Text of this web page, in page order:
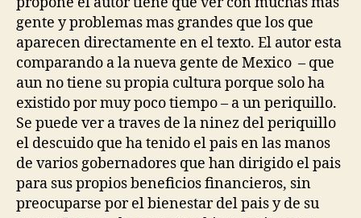
gente y problemas mas grandes que los que
aparecen directamente en el texto. El autor esta
comparando a la nueva gente de Mexico – que
aun no tiene su propia cultura porque solo ha
existido por muy poco tiempo – a un periquillo.
Se puede ver a traves de la ninez del periquillo
el descuido que ha tenido el pais en las manos
de varios gobernadores que han dirigido el pais
para sus propios beneficios financieros, sin
preocuparse por el bienestar del pais y de su